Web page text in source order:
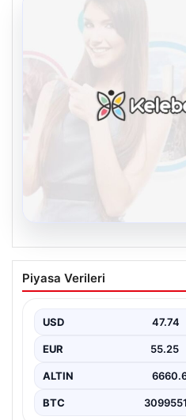
08.08.2026
Kelebek.Org İle
Sertifikalı Adresi Ve
kurması kritik bir değer
Piyasa Verileri
USD 47.74
EUR 55.25
ALTIN
BTC 3099551